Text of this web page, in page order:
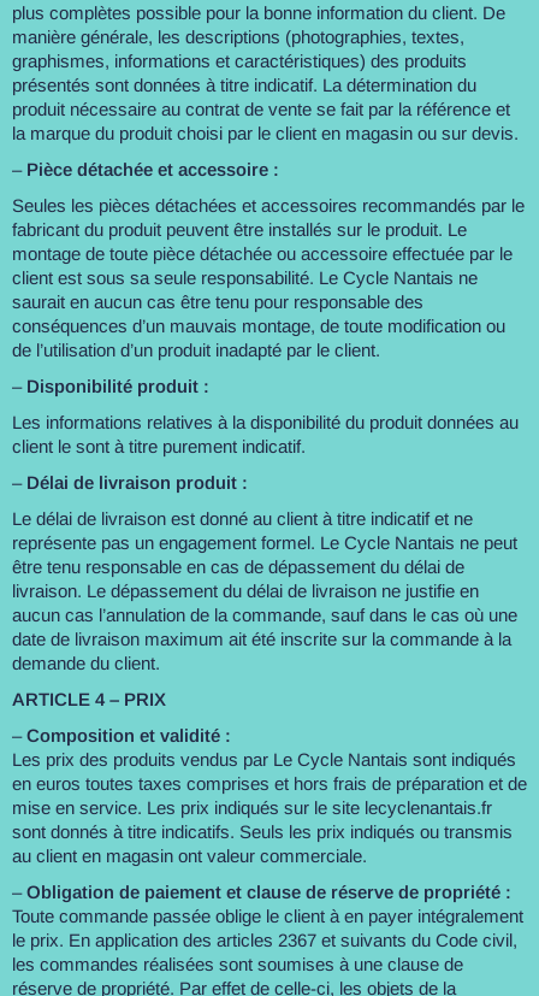
plus complètes possible pour la bonne information du client. De
manière générale, les descriptions (photographies, textes,
graphismes, informations et caractéristiques) des produits
présentés sont données à titre indicatif. La détermination du
produit nécessaire au contrat de vente se fait par la référence et
la marque du produit choisi par le client en magasin ou sur devis.
– Pièce détachée et accessoire :
Seules les pièces détachées et accessoires recommandés par le
fabricant du produit peuvent être installés sur le produit. Le
montage de toute pièce détachée ou accessoire effectuée par le
client est sous sa seule responsabilité. Le Cycle Nantais ne
saurait en aucun cas être tenu pour responsable des
conséquences d’un mauvais montage, de toute modification ou
de l’utilisation d’un produit inadapté par le client.
– Disponibilité produit :
Les informations relatives à la disponibilité du produit données au
client le sont à titre purement indicatif.
– Délai de livraison produit :
Le délai de livraison est donné au client à titre indicatif et ne
représente pas un engagement formel. Le Cycle Nantais ne peut
être tenu responsable en cas de dépassement du délai de
livraison. Le dépassement du délai de livraison ne justifie en
aucun cas l’annulation de la commande, sauf dans le cas où une
date de livraison maximum ait été inscrite sur la commande à la
demande du client.
ARTICLE 4 – PRIX
–Composition et validité :
Les prix des produits vendus par Le Cycle Nantais sont indiqués
en euros toutes taxes comprises et hors frais de préparation et de
mise en service. Les prix indiqués sur le site lecyclenantais.fr
sont donnés à titre indicatifs. Seuls les prix indiqués ou transmis
au client en magasin ont valeur commerciale.
–Obligation de paiement et clause de réserve de propriété :
Toute commande passée oblige le client à en payer intégralement
le prix. En application des articles 2367 et suivants du Code civil,
les commandes réalisées sont soumises à une clause de
réserve de propriété. Par effet de celle-ci, les objets de la